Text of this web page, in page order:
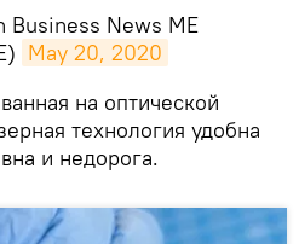
News ME
May 20, 2020
на оптической
технология удобна
и недорога.